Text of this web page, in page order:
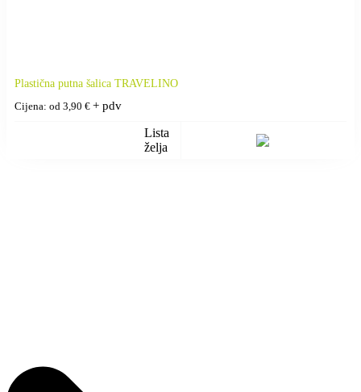
Plastična putna šalica TRAVELINO
Cijena: od 3,90 € + pdv
Lista
želja